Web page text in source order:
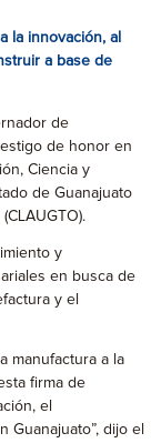
la innovación, al
a base de
de
de honor en
Ciencia y
de Guanajuato
y
en busca de
y el
manufactura a la
firma de
el
Guanajuato”, dijo el